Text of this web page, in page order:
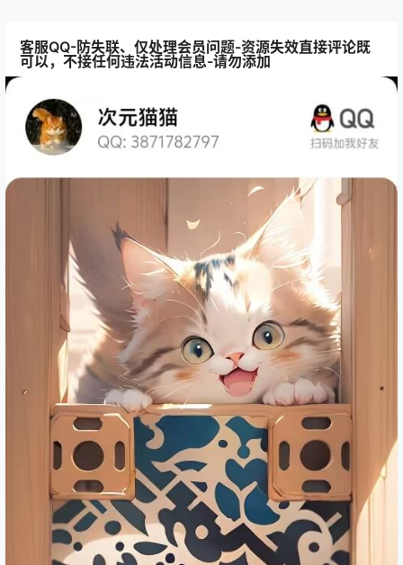
客服QQ-防失联、仅处理会员问题-资源失效直接评论既
可以，不接任何违法活动信息-请勿添加